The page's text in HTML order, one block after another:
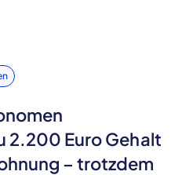
2.200 Euro Gehalt
– trotzdem